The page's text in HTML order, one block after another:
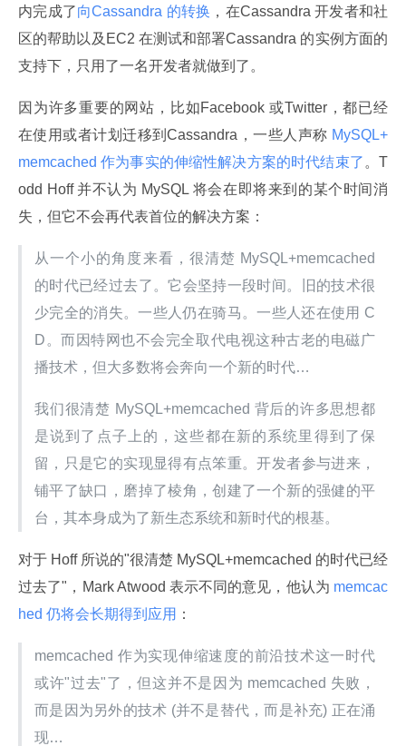
内完成了向Cassandra 的转换 ，在Cassandra 开发者和社
区的帮助以及EC2 在测试和部署Cassandra 的实例方面的
支持下，只用了一名开发者就做到了。
因为许多重要的网站，比如Facebook 或Twitter，都已经
在使用或者计划迁移到Cassandra，一些人声称 MySQL+
memcached 作为事实的伸缩性解决方案的时代结束了 。T
odd Hoff 并不认为 MySQL 将会在即将来到的某个时间消
失，但它不会再代表首位的解决方案：
从一个小的角度来看，很清楚 MySQL+memcached
的时代已经过去了。它会坚持一段时间。旧的技术很
少完全的消失。一些人仍在骑马。一些人还在使用 C
D。而因特网也不会完全取代电视这种古老的电磁广
播技术，但大多数将会奔向一个新的时代…
我们很清楚 MySQL+memcached 背后的许多思想都
是说到了点子上的，这些都在新的系统里得到了保
留，只是它的实现显得有点笨重。开发者参与进来，
铺平了缺口，磨掉了棱角，创建了一个新的强健的平
台，其本身成为了新生态系统和新时代的根基。
对于 Hoff 所说的"很清楚 MySQL+memcached 的时代已经
过去了"，Mark Atwood 表示不同的意见，他认为 memcac
hed 仍将会长期得到应用 ：
memcached 作为实现伸缩速度的前沿技术这一时代
或许"过去"了，但这并不是因为 memcached 失败，
而是因为另外的技术 (并不是替代，而是补充) 正在涌
现…